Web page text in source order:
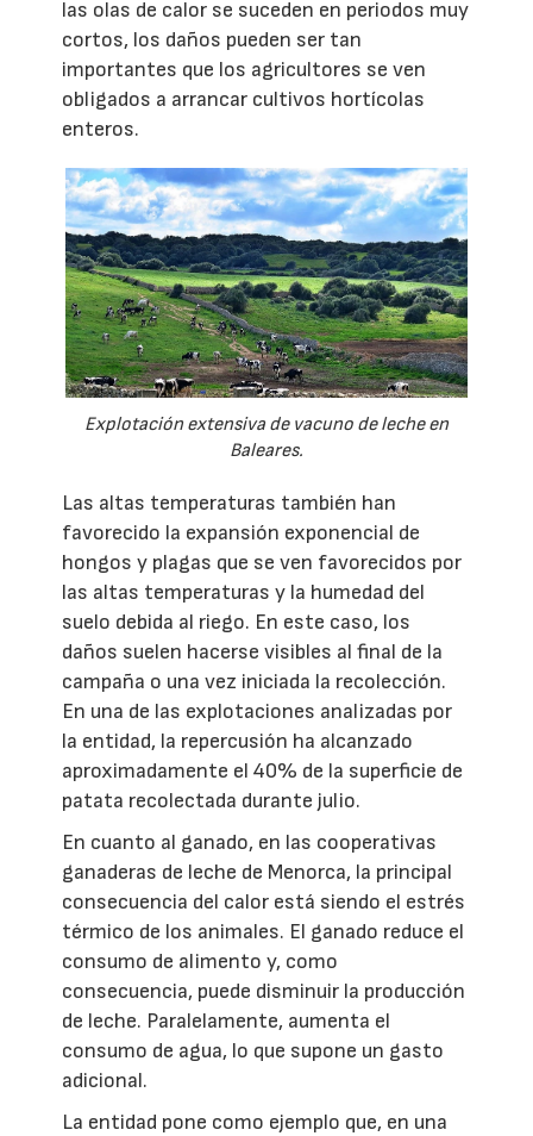
las olas de calor se suceden en periodos muy
cortos, los daños pueden ser tan
importantes que los agricultores se ven
obligados a arrancar cultivos hortícolas
enteros.
Explotación extensiva de vacuno de leche en
Baleares.
Las altas temperaturas también han
favorecido la expansión exponencial de
hongos y plagas que se ven favorecidos por
las altas temperaturas y la humedad del
suelo debida al riego. En este caso, los
daños suelen hacerse visibles al final de la
campaña o una vez iniciada la recolección.
En una de las explotaciones analizadas por
la entidad, la repercusión ha alcanzado
aproximadamente el 40% de la superficie de
patata recolectada durante julio.
En cuanto al ganado, en las cooperativas
ganaderas de leche de Menorca, la principal
consecuencia del calor está siendo el estrés
térmico de los animales. El ganado reduce el
consumo de alimento y, como
consecuencia, puede disminuir la producción
de leche. Paralelamente, aumenta el
consumo de agua, lo que supone un gasto
adicional.
La entidad pone como ejemplo que, en una